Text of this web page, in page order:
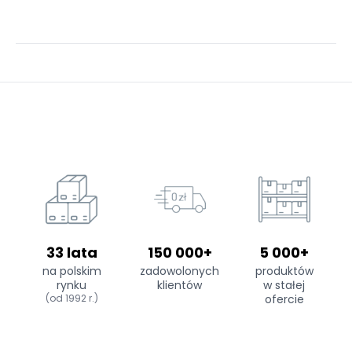
33 lata
na polskim
rynku
(od 1992 r.)
150 000+
zadowolonych
klientów
5 000+
produktów
w stałej
ofercie